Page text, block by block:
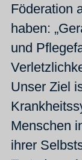
Föderation
haben:
und
Unser Ziel
Menschen
ihrer